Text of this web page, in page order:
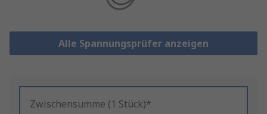
Alle Spannungsprüfer anzeigen
Zwischensumme (1 Stück)*